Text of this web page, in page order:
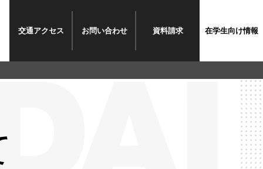
交通アクセス お問い合わせ 資料請求 在学生向け情報